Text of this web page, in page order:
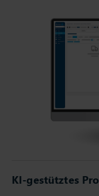
KI-gestütztes